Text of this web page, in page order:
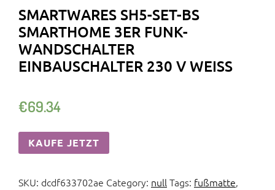
SMARTWARES SH5-SET-BS
SMARTHOME 3ER FUNK-
WANDSCHALTER
EINBAUSCHALTER 230 V WEISS
€69.34
KAUFE JETZT
SKU: dcdf633702ae Category: null Tags: fußmatte,